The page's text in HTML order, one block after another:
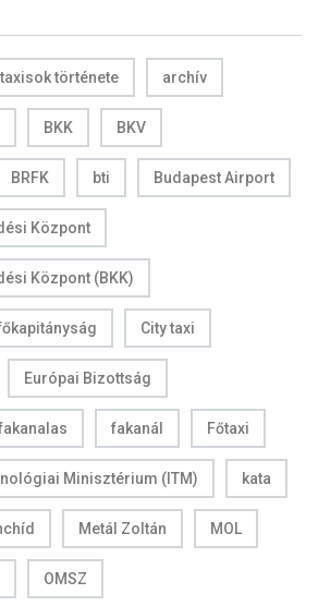
története archív
BKK BKV
BRFK bti Budapest Airport
Központ
Központ (BKK)
City taxi
Európai Bizottság
fakanál Főtaxi
Minisztérium (ITM) kata
Metál Zoltán MOL
OMSZ